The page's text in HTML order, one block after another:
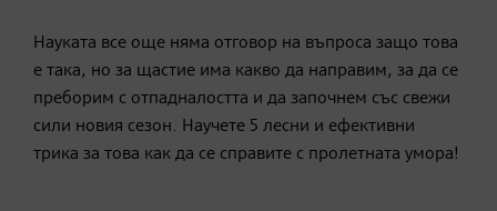
Науката все още няма отговор на въпроса защо това
е така, но за щастие има какво да направим, за да се
преборим с отпадналостта и да започнем със свежи
сили новия сезон. Научете 5 лесни и ефективни
трика за това как да се справите с пролетната умора!